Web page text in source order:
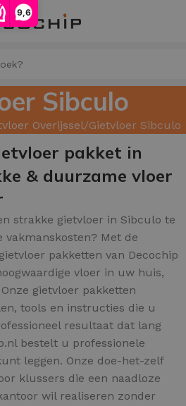
9,6
Sibculo
Overijssel Gietvloer Sibculo
pakket in
& duurzame vloer
strakke gietvloer in Sibculo te
vakmanskosten? Met de
pakketten van Decochip
vloer in uw huis,
gietvloer pakketten
tools en instructies die u
resultaat dat lang
bestelt u professionele
leggen. Onze doe-het-zelf
klussers die een naadloze
wil realiseren zonder